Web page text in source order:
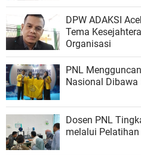
DPW ADAKSI
Tema
Organisasi
PNL
Nasional Dibawa
Dosen PNL
melalui